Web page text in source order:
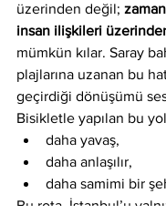
üzerinden değil;
insan ilişkileri
mümkün kılar. Saray
plajlarına uzanan bu
geçirdiği dönüşümü
Bisikletle yapılan bu
daha yavaş,
daha anlaşılır,
daha samimi bir
Bu rota, İstanbul’u